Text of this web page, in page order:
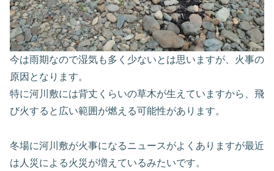
今は雨期なので湿気も多く少ないとは思いますが、火事の
原因となります。
特に河川敷には背丈くらいの草木が生えていますから、飛
び火すると広い範囲が燃える可能性があります。
冬場に河川敷が火事になるニュースがよくありますが最近
は人災による火災が増えているみたいです。